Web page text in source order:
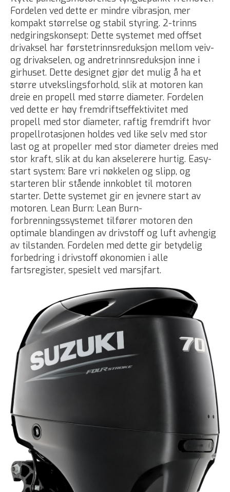
Fordelen ved dette er mindre vibrasjon, mer
kompakt størrelse og stabil styring. 2-trinns
nedgiringskonsept: Dette systemet med offset
drivaksel har førstetrinnsreduksjon mellom veiv-
og drivakselen, og andretrinnsreduksjon inne i
girhuset. Dette designet gjør det mulig å ha et
større utvekslingsforhold, slik at motoren kan
dreie en propell med større diameter. Fordelen
ved dette er høy fremdriftseffektivitet med
propell med stor diameter, raftig fremdrift hvor
propellrotasjonen holdes ved like selv med stor
last og at propeller med stor diameter dreies med
stor kraft, slik at du kan akselerere hurtig. Easy-
start system: Bare vri nøkkelen og slipp, og
starteren blir stående innkoblet til motoren
starter. Dette systemet gir en jevnere start av
motoren. Lean Burn: Lean Burn-
forbrenningssystemet tilfører motoren den
optimale blandingen av drivstoff og luft avhengig
av tilstanden. Fordelen med dette gir betydelig
forbedring i drivstoff økonomien i alle
fartsregister, spesielt ved marsjfart.